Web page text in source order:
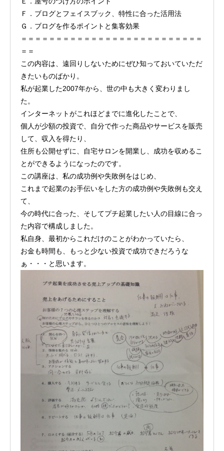
Ｆ．ブログとフェイスブック、特性に合った活用法
Ｇ．ブログを作るポイントと集客効果
＝＝＝＝＝＝＝＝＝＝＝＝＝＝＝＝＝＝＝＝＝＝＝＝＝＝
＝＝
この内容は、遠回りしないためにぜひ知っておいていただ
きたいものばかり。
私が起業した2007年から、世の中も大きく変わりまし
た。
インターネットがこれほどまでに進化したことで、
個人が少額の投資で、自分で作った商品やサービスを販売
して、収入を得たり、
住所も公開せずに、自宅サロンを開業し、成功を収めるこ
とができるようになったのです。
この講座は、私の成功例や失敗例をはじめ、
これまで起業のお手伝いをした方の成功例や失敗例も交え
て、
今の時代に合った、そしてプチ起業したい人の目線に合っ
た内容で構成しました。
私自身、最初からこれだけのことがわかっていたら、
お金も時間も、もっと少ない投資で成功できだろうな
ぁ・・・と思います。